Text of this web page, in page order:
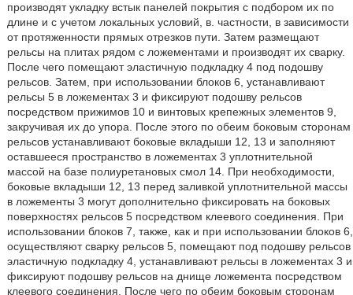
производят укладку встык панелей покрытия с подбором их по
длине и с учетом локальных условий, в. частности, в зависимости
от протяженности прямых отрезков пути. Затем размещают
рельсы на плитах рядом с ложементами и производят их сварку.
После чего помещают эластичную подкладку 4 под подошву
рельсов. Затем, при использовании блоков 6, устанавливают
рельсы 5 в ложементах 3 и фиксируют подошву рельсов
посредством прижимов 10 и винтовых крепежных элементов 9,
закручивая их до упора. После этого по обеим боковым сторонам
рельсов устанавливают боковые вкладыши 12, 13 и заполняют
оставшееся пространство в ложементах 3 уплотнительной
массой на базе полиуретановых смол 14. При необходимости,
боковые вкладыши 12, 13 перед заливкой уплотнительной массы
в ложементы 3 могут дополнительно фиксировать на боковых
поверхностях рельсов 5 посредством клеевого соединения. При
использовании блоков 7, также, как и при использовании блоков 6,
осуществляют сварку рельсов 5, помещают под подошву рельсов
эластичную подкладку 4, устанавливают рельсы в ложементах 3 и
фиксируют подошву рельсов на днище ложемента посредством
клеевого соединения. После чего по обеим боковым сторонам